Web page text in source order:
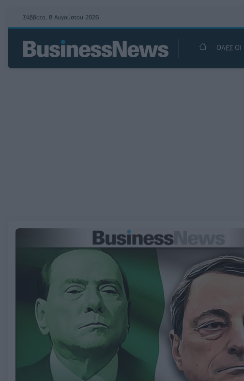
Σάββατο, 8 Αυγούστου 2026
ΟΛΕΣ ΟΙ